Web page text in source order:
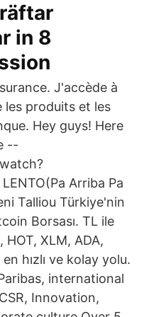
in 8
J'accède à
les produits et les
Hey guys! Here
--
Arriba Pa
Talliou Türkiye'nin
Borsası. TL ile
HOT, XLM, ADA,
hızlı ve kolay yolu.
international
Innovation,